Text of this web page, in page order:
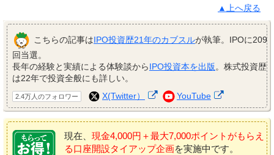
▲上へ戻る
こちらの記事はIPO投資歴21年のカブスルが執筆。IPOに209
回当選。
長年の経験と実績による体験談からIPO投資本を出版。株式投資歴
は22年で投資全般にも詳しい。
2.4万人のフォロワー X(Twitter） YouTube
現在、 現金4,000円＋最大7,000ポイントがもらえ
る口座開設タイアップ企画を実施中です。